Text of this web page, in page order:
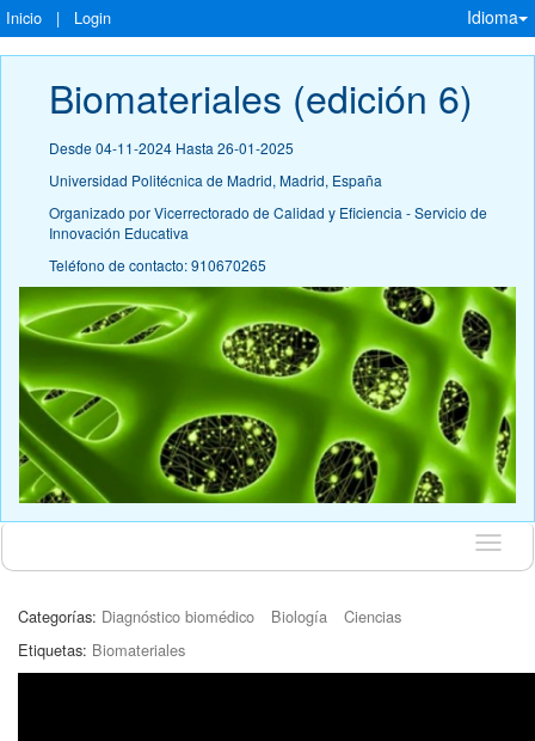
Inicio | Login Idioma
Biomateriales (edición 6)
Desde 04-11-2024 Hasta 26-01-2025
Universidad Politécnica de Madrid, Madrid, España
Organizado por Vicerrectorado de Calidad y Eficiencia - Servicio de
Innovación Educativa
Teléfono de contacto: 910670265
Idioma
Categorías: Diagnóstico biomédico Biología
Ciencias
Etiquetas: Biomateriales